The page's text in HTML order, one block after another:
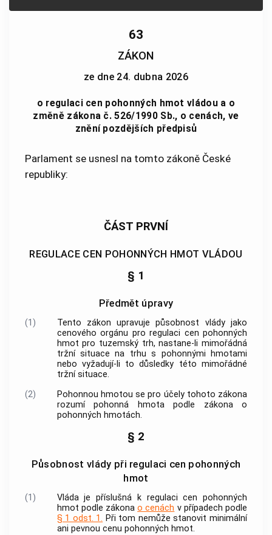
63
ZÁKON
ze dne 24. dubna 2026
o regulaci cen pohonných hmot vládou a o
změně zákona č. 526/1990 Sb., o cenách, ve
znění pozdějších předpisů
Parlament se usnesl na tomto zákoně České
republiky:
ČÁST PRVNÍ
REGULACE CEN POHONNÝCH HMOT VLÁDOU
§ 1
Předmět úpravy
(1)
Tento zákon upravuje působnost vlády jako
cenového orgánu pro regulaci cen pohonných
hmot pro tuzemský trh, nastane-li mimořádná
tržní situace na trhu s pohonnými hmotami
nebo vyžadují-li to důsledky této mimořádné
tržní situace.
(2)
Pohonnou hmotou se pro účely tohoto zákona
rozumí pohonná hmota podle zákona o
pohonných hmotách.
§ 2
Působnost vlády při regulaci cen pohonných
hmot
(1)
Vláda je příslušná k regulaci cen pohonných
hmot podle zákonao cenách v případech podle
§ 1 odst. 1. Při tom nemůže stanovit minimální
ani pevnou cenu pohonných hmot.